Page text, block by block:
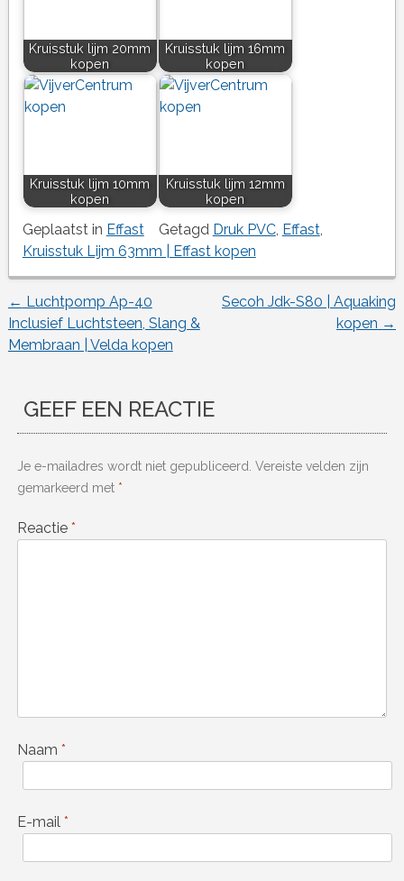
Kruisstuk lijm 20mm
kopen
Kruisstuk lijm 16mm
kopen
Kruisstuk lijm 10mm
kopen
Kruisstuk lijm 12mm
kopen
Geplaatst in Effast Getagd Druk PVC, Effast,
Kruisstuk Lijm 63mm | Effast kopen
Berichtnavigatie
← Luchtpomp Ap-40
Inclusief Luchtsteen, Slang &
Membraan | Velda kopen
Secoh Jdk-S80 | Aquaking
kopen →
GEEF EEN REACTIE
Je e-mailadres wordt niet gepubliceerd. Vereiste velden zijn
gemarkeerd met *
Reactie *
Naam *
E-mail *